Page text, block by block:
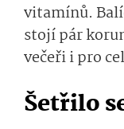
vitamínů.
stojí pár
večeři i pro
Šetřilo